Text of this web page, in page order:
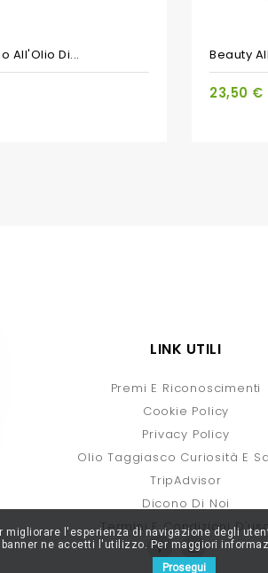
All'Olio Di... Beauty
23,50 €
LINK UTILI
Premi E Riconoscimenti
Cookie Policy
Privacy Policy
Olio Taggiasco Curiosità E
TripAdvisor
Dicono Di Noi
Termini E Condizioni
l'esperienza di navigazione degli
ne accetti l'utilizzo. Per maggiori
Prosegui